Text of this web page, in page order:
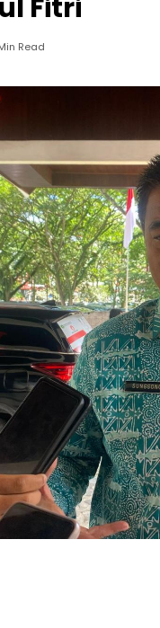
Fitri
Read